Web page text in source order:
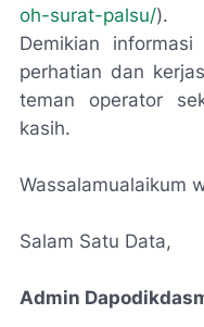
oh-surat-palsu/).
Demikian
perhatian dan
teman operator
kasih.
Wassalamualaikum
Salam Satu Data,
Admin